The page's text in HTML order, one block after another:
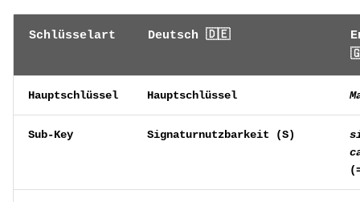
Juli 2012
November 2010
Schlüsselart Deutsch 🇩🇪
Hauptschlüssel Hauptschlüssel
Sub-Key Signaturnutzbarkeit (S)